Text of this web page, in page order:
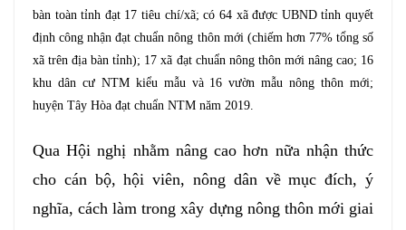
bàn toàn tỉnh đạt 17 tiêu chí/xã; có 64 xã được UBND tỉnh quyết
định công nhận đạt chuẩn nông thôn mới (chiếm hơn 77% tổng số
xã trên địa bàn tỉnh); 17 xã đạt chuẩn nông thôn mới nâng cao; 16
khu dân cư NTM kiểu mẫu và 16 vườn mẫu nông thôn mới;
huyện Tây Hòa đạt chuẩn NTM năm 2019.
Qua Hội nghị nhằm nâng cao hơn nữa nhận thức
cho cán bộ, hội viên, nông dân về mục đích, ý
nghĩa, cách làm trong xây dựng nông thôn mới giai